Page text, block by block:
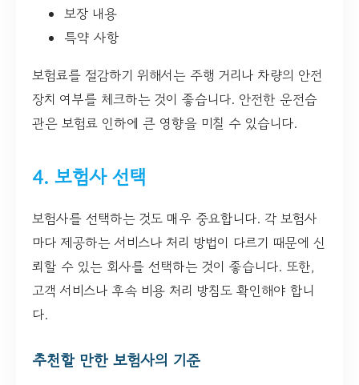
보장 내용
특약 사항
보험료를 절감하기 위해서는 주행 거리나 차량의 안전
장치 여부를 체크하는 것이 좋습니다. 안전한 운전습
관은 보험료 인하에 큰 영향을 미칠 수 있습니다.
4. 보험사 선택
보험사를 선택하는 것도 매우 중요합니다. 각 보험사
마다 제공하는 서비스나 처리 방법이 다르기 때문에 신
뢰할 수 있는 회사를 선택하는 것이 좋습니다. 또한,
고객 서비스나 후속 비용 처리 방침도 확인해야 합니
다.
추천할 만한 보험사의 기준